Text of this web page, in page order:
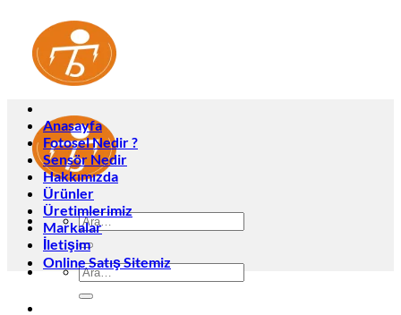
Ara:
Ara:
Anasayfa
Fotosel Nedir ?
Sensör Nedir
Hakkımızda
Ürünler
Üretimlerimiz
Markalar
İletişim
Online Satış Sitemiz